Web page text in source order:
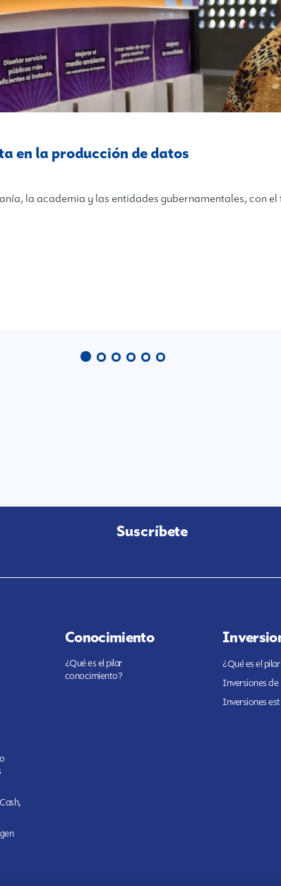
en la producción de datos
la academia y las entidades gubernamentales, con
Suscríbete
Conocimiento
¿Qué es el pilar
conocimiento?
¿Qué es el
Inversiones de
Inversiones